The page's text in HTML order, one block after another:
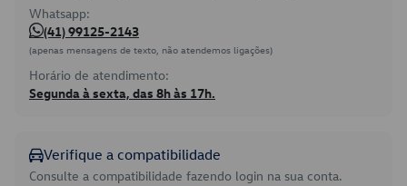
Whatsapp:
(41) 99125-2143
(apenas mensagens de texto, não atendemos ligações)
Horário de atendimento:
Segunda à sexta, das 8h às 17h.
Verifique a compatibilidade
Consulte a compatibilidade fazendo login na sua conta.